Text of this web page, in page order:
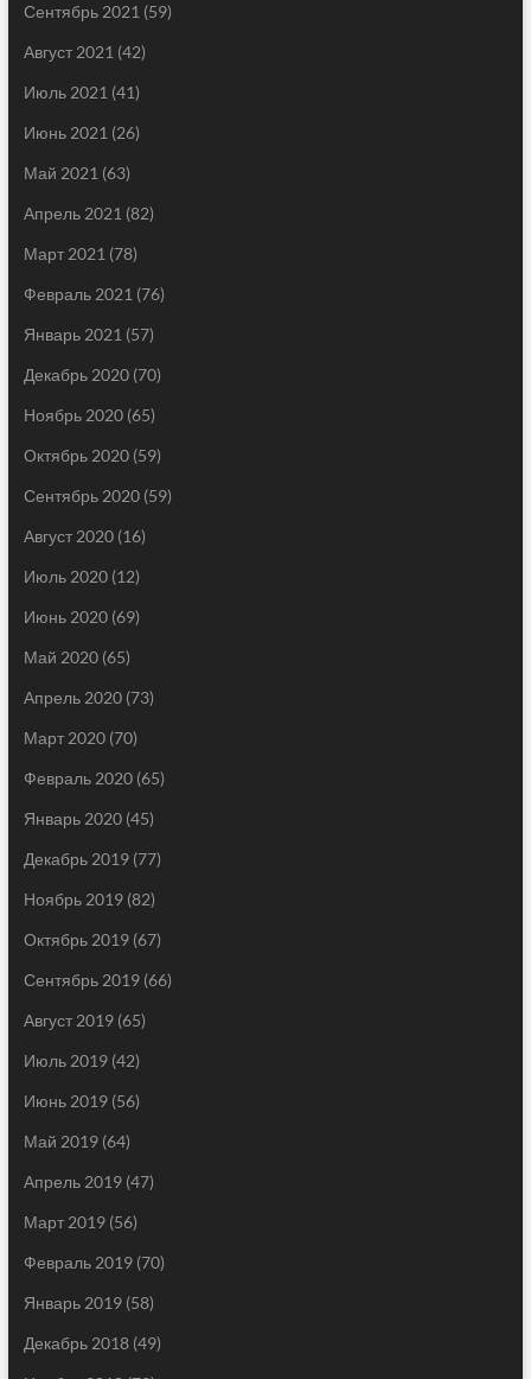
Сентябрь 2021 (59)
Август 2021 (42)
Июль 2021 (41)
Июнь 2021 (26)
Май 2021 (63)
Апрель 2021 (82)
Март 2021 (78)
Февраль 2021 (76)
Январь 2021 (57)
Декабрь 2020(70)
Ноябрь 2020(65)
Октябрь 2020(59)
Сентябрь 2020(59)
Август 2020(16)
Июль 2020(12)
Июнь 2020(69)
Май 2020(65)
Апрель 2020(73)
Март 2020(70)
Февраль 2020(65)
Январь 2020(45)
Декабрь 2019(77)
Ноябрь 2019(82)
Октябрь 2019(67)
Сентябрь 2019(66)
Август 2019(65)
Июль 2019(42)
Июнь 2019(56)
Май 2019(64)
Апрель 2019(47)
Март 2019(56)
Февраль 2019(70)
Январь 2019(58)
Декабрь 2018(49)